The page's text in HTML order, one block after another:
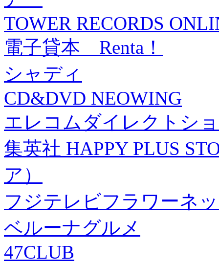
TOWER RECORDS
電子貸本 Renta！
シャディ
CD&DVD NEOWING
エレコムダイレクトシ
集英社 HAPPY PLUS
ア）
フジテレビフラワーネ
ベルーナグルメ
47CLUB